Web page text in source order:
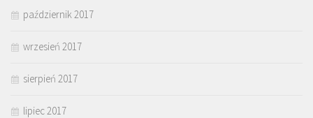
październik 2017
wrzesień 2017
sierpień 2017
lipiec 2017